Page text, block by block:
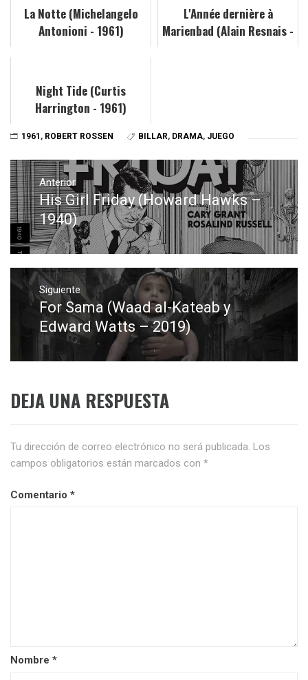
La Notte (Michelangelo
Antonioni - 1961)
L'Année dernière à
Marienbad (Alain Resnais -
Night Tide (Curtis
Harrington - 1961)
1961 , ROBERT ROSSEN BILLAR, DRAMA, JUEGO
Navegación
de
entradas
Anterior
Entrada
anterior:
His Girl Friday (Howard Hawks –
1940)
Siguiente
Entrada
siguiente:
For Sama (Waad al-Kateab y
Edward Watts – 2019)
DEJA UNA RESPUESTA
Tu dirección de correo electrónico no será publicada. Los
campos obligatorios están marcados con *
Comentario *
Nombre *